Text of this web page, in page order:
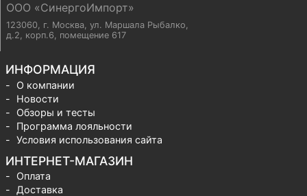
ООО «СинергоИмпорт»
123060, г. Москва, ул. Маршала Рыбалко,
д.2, корп.6, помещение 617
ИНФОРМАЦИЯ
О компании
Новости
Обзоры и тесты
Программа лояльности
Условия использования сайта
ИНТЕРНЕТ-МАГАЗИН
Оплата
Доставка